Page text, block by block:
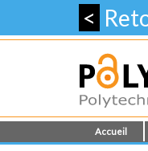
<
Accueil